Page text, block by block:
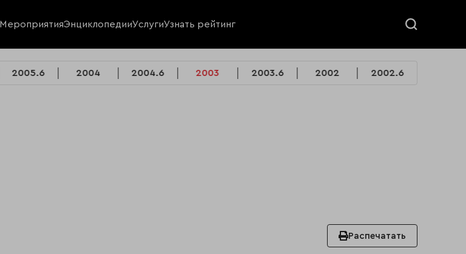
МероприятияЭнциклопедииУслугиУзнать рейтинг
2005.6 2004 2004.6 2003 2003.6 2002 2002.6
Распечатать